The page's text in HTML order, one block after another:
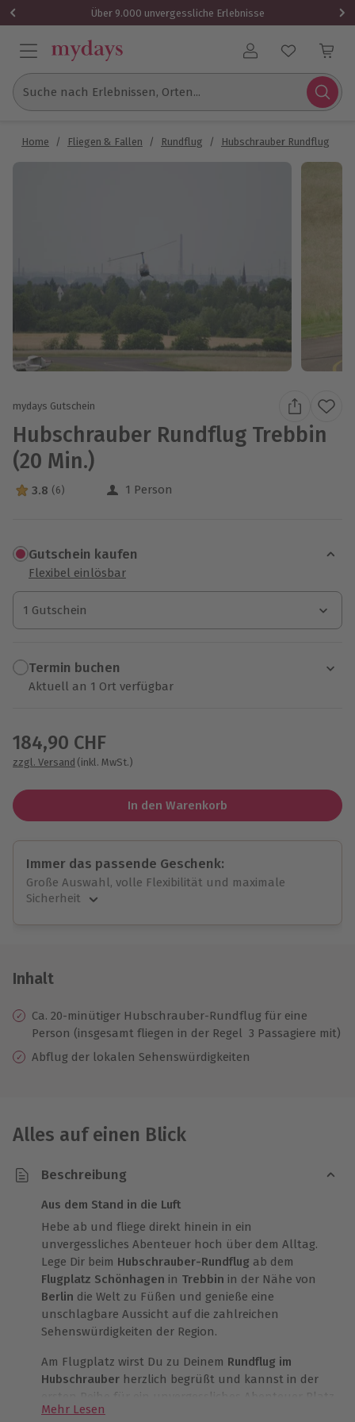
Über 9.000 unvergessliche Erlebnisse
Benutzerkonto
Suche nach Erlebnissen, Orten...
Home / Fliegen & Fallen / Rundflug / Hubschrauber Rundflug
mydays Gutschein
Hubschrauber Rundflug Trebbin
(20 Min.)
3.8 Sterne von 5 aus 6 Bewertungen
3.8 (6) 1 Person
Gutschein kaufen
Flexibel einlösbar
1 Gutschein
1 Gutschein
1 Gutschein
Termin buchen
Aktuell an 1 Ort verfügbar
184,90 CHF
zzgl. Versand (inkl. MwSt.)
In den Warenkorb
Immer das passende Geschenk:
Große Auswahl, volle Flexibilität und maximale
Sicherheit
Jeder Gutschein für alle Erlebnisse einlösbar.
10 Jahre gültig & verlängerbar.
Inhalt
Ca. 20-minütiger Hubschrauber-Rundflug für eine
Person (insgesamt fliegen in der Regel 3 Passagiere mit)
Abflug der lokalen Sehenswürdigkeiten
Alles auf einen Blick
Beschreibung
Aus dem Stand in die Luft
Hebe ab und fliege direkt hinein in ein
unvergessliches Abenteuer hoch über dem Alltag.
Lege Dir beim Hubschrauber-Rundflug ab dem
Flugplatz Schönhagen in Trebbin in der Nähe von
Berlin die Welt zu Füßen und genieße eine
unschlagbare Aussicht auf die zahlreichen
Sehenswürdigkeiten der Region.
Am Flugplatz wirst Du zu Deinem Rundflug im
Hubschrauber herzlich begrüßt und kannst in der
ersten Reihe für ein unvergessliches Abenteuer Platz
nehmen. Wenn die Rotoren zu Schwingen beginnen,
Mehr Lesen